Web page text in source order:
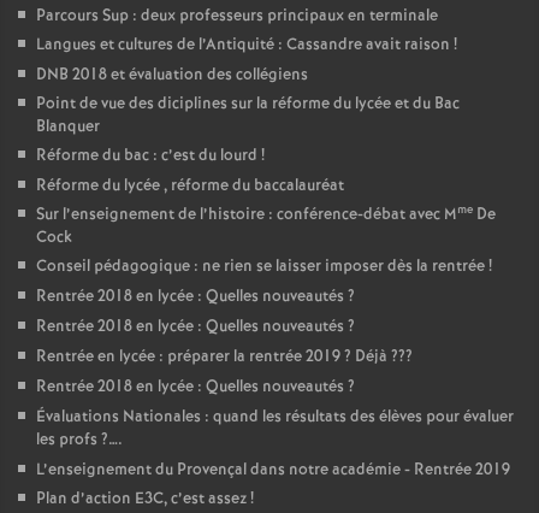
Parcours Sup : deux professeurs principaux en terminale
Langues et cultures de l’Antiquité : Cassandre avait raison !
DNB 2018 et évaluation des collégiens
Point de vue des diciplines sur la réforme du lycée et du Bac
Blanquer
Réforme du bac : c’est du lourd !
Réforme du lycée , réforme du baccalauréat
Sur l’enseignement de l’histoire : conférence-débat avec Mme De
Cock
Conseil pédagogique : ne rien se laisser imposer dès la rentrée!
Rentrée 2018 en lycée : Quelles nouveautés ?
Rentrée 2018 en lycée : Quelles nouveautés ?
Rentrée en lycée : préparer la rentrée 2019? Déjà ???
Rentrée 2018 en lycée : Quelles nouveautés ?
Évaluations Nationales : quand les résultats des élèves pour évaluer
les profs ?….
L’enseignement du Provençal dans notre académie - Rentrée 2019
Plan d’action E3C, c’est assez!